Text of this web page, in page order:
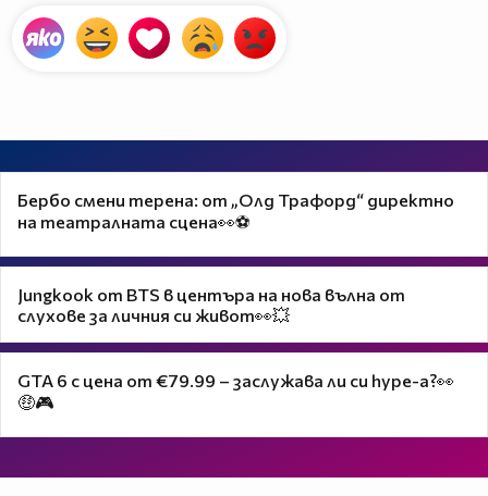
Бербо смени терена: от „Олд Трафорд“ директно
на театралната сцена👀⚽
Jungkook от BTS в центъра на нова вълна от
слухове за личния си живот👀💥
GTA 6 с цена от €79.99 – заслужава ли си hype-а?👀
🤑🎮